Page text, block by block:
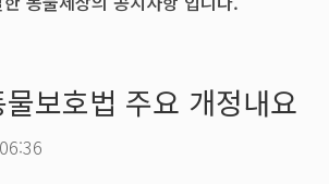
보호법 주요 개정내요